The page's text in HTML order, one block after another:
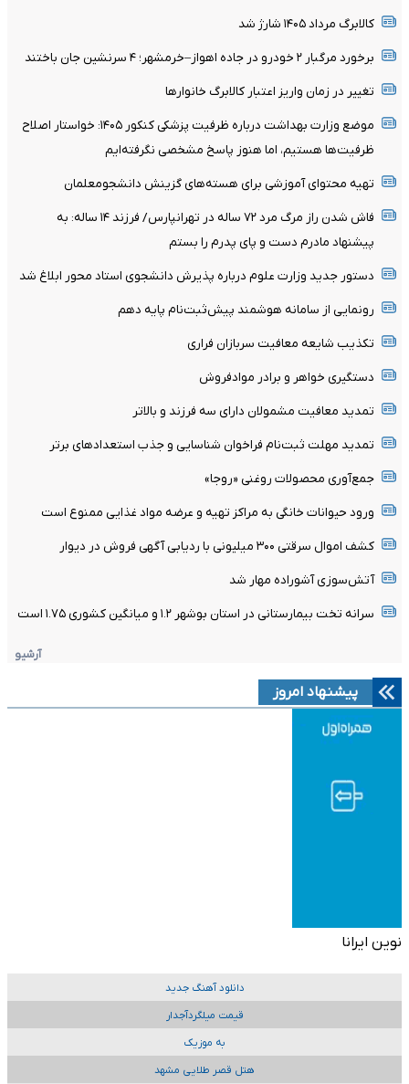
کالابرگ مرداد ۱۴۰۵ شارژ شد
برخورد مرگبار ۲ خودرو در جاده اهواز–خرمشهر؛ ۴ سرنشین جان باختند
تغییر در زمان واریز اعتبار کالابرگ خانوار‌ها
موضع وزارت بهداشت درباره ظرفیت پزشکی کنکور ۱۴۰۵: خواستار اصلاح
ظرفیت‌ها هستیم، اما هنوز پاسخ مشخصی نگرفته‌ایم
تهیه محتوای آموزشی برای هسته‌های گزینش دانشجومعلمان
فاش شدن راز مرگ مرد ۷۲ ساله در تهرانپارس/ فرزند ۱۴ ساله: به
پیشنهاد مادرم دست و پای پدرم را بستم
دستور جدید وزارت علوم درباره پذیرش دانشجوی استاد محور ابلاغ شد
رونمایی از سامانه هوشمند پیش‌ثبت‌نام پایه دهم
تکذیب شایعه معافیت سربازان فراری
دستگیری خواهر و برادر موادفروش
تمدید معافیت مشمولان دارای سه فرزند و بالا‌تر
تمدید مهلت ثبت‌نام فراخوان شناسایی و جذب استعدادهای برتر
جمع‌آوری محصولات روغنی «روجا»
ورود حیوانات خانگی به مراکز تهیه و عرضه مواد غذایی ممنوع است
کشف اموال سرقتی ۳۰۰ میلیونی با ردیابی آگهی فروش در دیوار
آتش‌سوزی آشوراده مهار شد
سرانه تخت بیمارستانی در استان بوشهر ۱.۲ و میانگین کشوری ۱.۷۵ است
آرشیو
پیشنهاد امروز
نوین ایرانا
دانلود آهنگ جدید
قیمت میلگردآجدار
به موزیک
هتل قصر طلایی مشهد